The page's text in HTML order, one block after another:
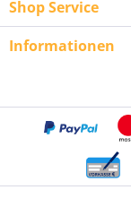
Shop Service
Informationen